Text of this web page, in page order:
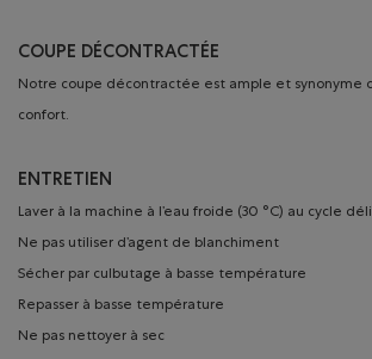
COUPE DÉCONTRACTÉE
Notre coupe décontractée est ample et
confort.
ENTRETIEN
Laver à la machine à l’eau froide (30 °C) au cycle
Ne pas utiliser d’agent de blanchiment
Sécher par culbutage à basse température
Repasser à basse température
Ne pas nettoyer à sec